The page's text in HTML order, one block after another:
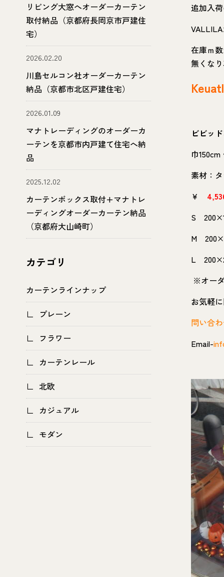
リビング大窓へオーダーカーテン
取付納品（京都府長岡京市戸建住
宅）
2026.02.20
川島セルコン社オーダーカーテン
納品（京都市北区戸建住宅）
2026.01.09
マナトレーディングのオーダーカ
ーテンを京都市内戸建て住宅へ納
品
2025.12.02
カーテンボックス取付+マナトレ
ーディングオーダーカーテン納品
（京都府大山崎町）
カテゴリ
カーテンラインナップ
プレーン
フラワー
カーテンレール
北欧
カジュアル
モダン
追加入
在庫ｍ
無くな
ビビッ
巾
素材：
￥
S
M
L
※オー
お気軽
問い合
Email-